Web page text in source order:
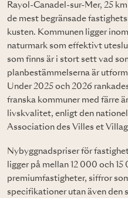
Rayol-Canadel-sur-Mer, 25
de mest begränsade
kusten. Kommunen ligger
naturmark som effektivt
som finns är i stort sett vad
planbestämmelserna är
Under 2025 och 2026
franska kommuner med färre
livskvalitet, enligt den
Association des Villes et
Nybyggnadspriser för
ligger på mellan 12 000 och
premiumfastigheter, siffror
specifikationer utan även